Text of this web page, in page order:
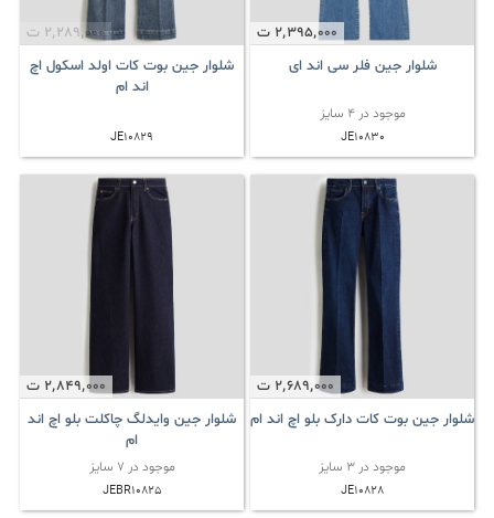
2٬395٬000 ت
شلوار جین فلر سی اند ای
موجود در 4 سایز
JE10830
2٬289٬000 ت
شلوار جین بوت کات اولد اسکول اچ
اند ام
JE10829
2٬689٬000 ت
شلوار جین بوت کات دارک بلو اچ اند ام
موجود در 3 سایز
JE10828
2٬849٬000 ت
شلوار جین وایدلگ چاکلت بلو اچ اند
ام
موجود در 7 سایز
JEBR10825